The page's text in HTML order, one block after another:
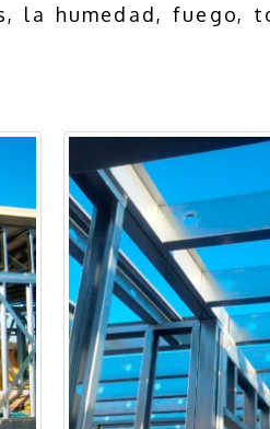
la humedad, fuego,